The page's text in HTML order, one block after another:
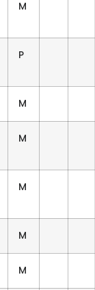
M
P
M
M
M
M
M